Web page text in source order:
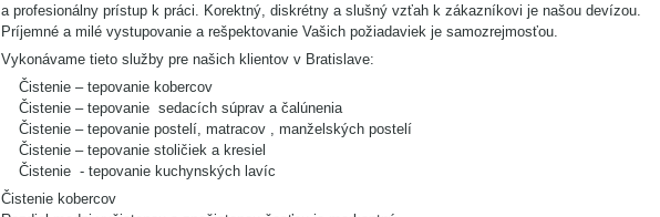
a profesionálny prístup k práci. Korektný, diskrétny a slušný vzťah k zákazníkovi je našou devízou.
Príjemné a milé vystupovanie a rešpektovanie Vašich požiadaviek je samozrejmosťou.
Vykonávame tieto služby pre našich klientov v Bratislave:
Čistenie – tepovanie kobercov
Čistenie – tepovanie sedacích súprav a čalúnenia
Čistenie – tepovanie postelí, matracov , manželských postelí
Čistenie – tepovanie stoličiek a kresiel
Čistenie - tepovanie kuchynských lavíc
Čistenie kobercov